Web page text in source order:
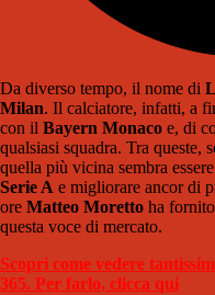
Da diverso tempo, il nome di
Milan. Il calciatore, infatti, a
con il Bayern Monaco e, di
qualsiasi squadra. Tra queste,
quella più vicina sembra
Serie A e migliorare ancor di
ore Matteo Moretto ha
questa voce di mercato.
Scopri come vedere
365. Per farlo, clicca qui